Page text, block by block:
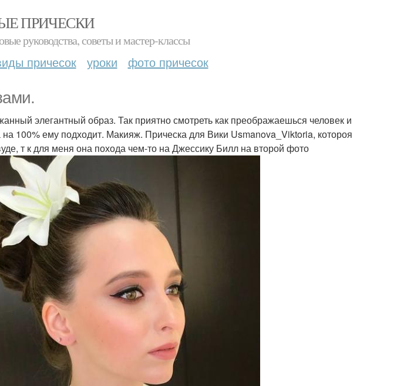
ПРИЧЕСКИ
руководства, советы и мастер-классы
причесок уроки фото причесок
элегантный образ. Так приятно смотреть как преображаешься человек и
100% ему подходит. Макияж. Прическа для Вики Usmanova_Viktoria, котороя
т к для меня она похода чем-то на Джессику Билл на второй фото